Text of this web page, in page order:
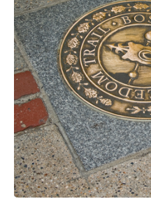
rondom de iconische
vind je hier een scala
een breed
sfeervolle restaurants